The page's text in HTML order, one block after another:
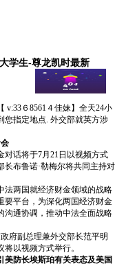
学生-尊龙凯时最新
v:33６8561４佳妹】全天24小
您指定地点. 外交部就英方涉
话将于7月21日以视频方式
布鲁诺·勒梅尔将共同主持对
两国就经济财金领域的战略
要平台，为深化两国经济财金
沟通协调，推动中法全面战略
府副总理兼外交部长范平明
以视频方式举行。
美防长埃斯珀有关表态及美国